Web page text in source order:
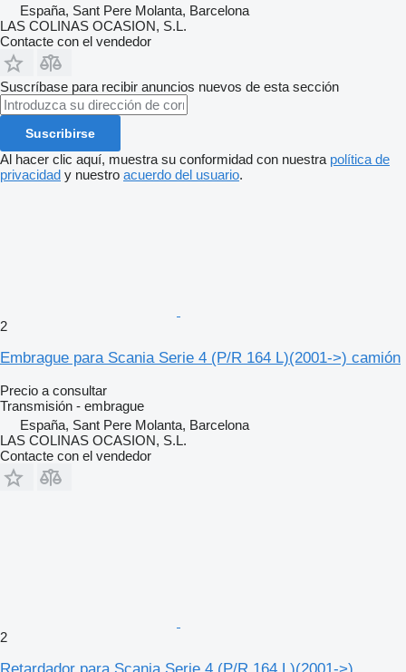
España, Sant Pere Molanta, Barcelona
LAS COLINAS OCASION, S.L.
Contacte con el vendedor
Suscríbase para recibir anuncios nuevos de esta sección
Suscribirse
Al hacer clic aquí, muestra su conformidad con nuestra política de
privacidad y nuestro acuerdo del usuario.
2
Embrague para Scania Serie 4 (P/R 164 L)(2001->) camión
Precio a consultar
Transmisión - embrague
España, Sant Pere Molanta, Barcelona
LAS COLINAS OCASION, S.L.
Contacte con el vendedor
2